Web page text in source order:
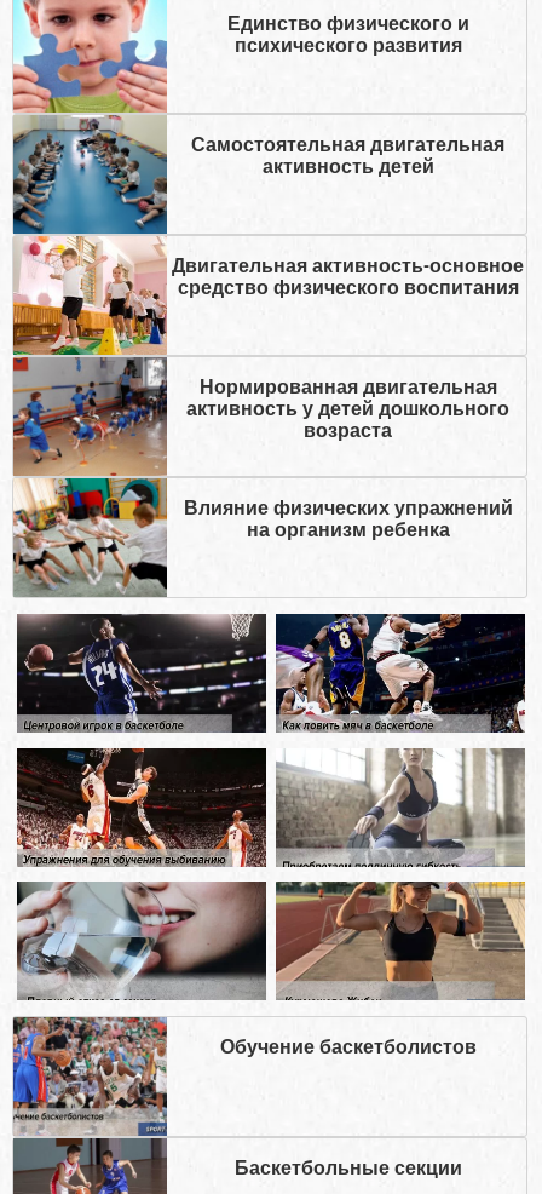
Единство физического и
психического развития
Самостоятельная двигательная
активность детей
Двигательная активность-основное
средство физического воспитания
Нормированная двигательная
активность у детей дошкольного
возраста
Влияние физических упражнений
на организм ребенка
Обучение баскетболистов
Баскетбольные секции